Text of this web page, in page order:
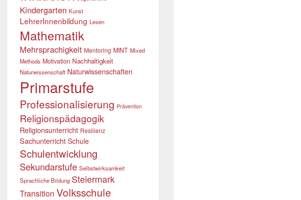
Kindergarten Kunst
LehrerInnenbildung Lesen
Mathematik
Mehrsprachigkeit Mentoring MINT Mixed
Methods Motivation Nachhaltigkeit
Naturwissenschaft Naturwissenschaften
Primarstufe
Professionalisierung Prävention
Religionspädagogik
Religionsunterricht Resilienz
Sachunterricht Schule
Schulentwicklung
Sekundarstufe Selbstwirksamkeit
Sprachliche Bildung Steiermark
Transition Volksschule